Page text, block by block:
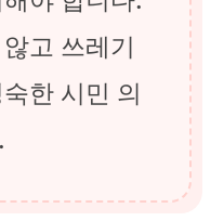
고 쓰레기
한 시민 의